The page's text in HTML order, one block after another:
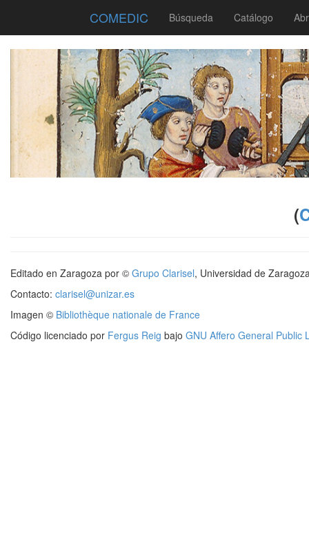
COMEDIC Búsqueda Catálogo
(
Editado en Zaragoza por © Grupo Clarisel, Universidad de
Contacto: clarisel@unizar.es
Imagen © Bibliothèque nationale de France
Código licenciado por Fergus Reig bajo GNU Affero General Public